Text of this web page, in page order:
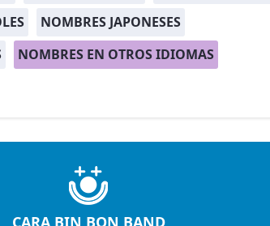
NOMBRES JAPONESES
NOMBRES EN OTROS IDIOMAS
CARA BIN BON BAND